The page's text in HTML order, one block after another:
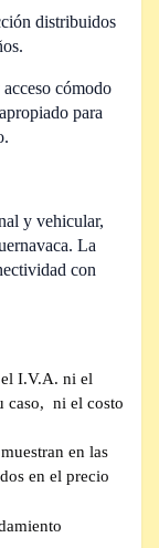
distribuidos
cómodo
para
y vehicular,
La
con
I.V.A. ni el
caso, ni el costo
en las
en el precio